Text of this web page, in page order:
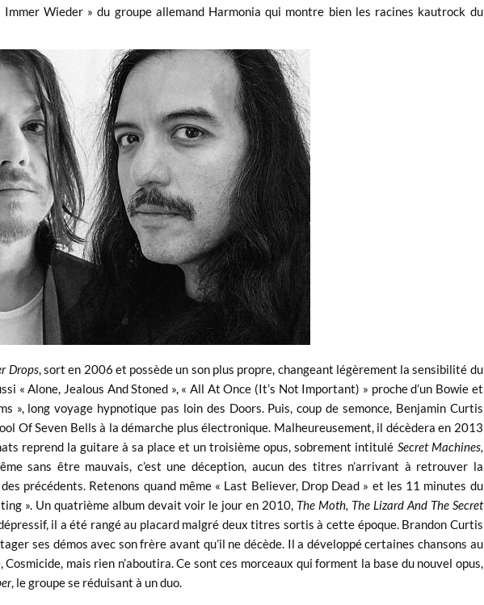
Wieder » du groupe allemand Harmonia qui montre bien les racines kautrock du
Drops, sort en 2006 et possède un son plus propre, changeant légèrement la sensibilité du
« Alone, Jealous And Stoned », « All At Once (It’s Not Important) » proche d’un Bowie et
», long voyage hypnotique pas loin des Doors. Puis, coup de semonce, Benjamin Curtis
Of Seven Bells à la démarche plus électronique. Malheureusement, il décèdera en 2013
reprend la guitare à sa place et un troisième opus, sobrement intitulé Secret Machines,
sans être mauvais, c’est une déception, aucun des titres n’arrivant à retrouver la
précédents. Retenons quand même « Last Believer, Drop Dead » et les 11 minutes du
». Un quatrième album devait voir le jour en 2010, The Moth, The Lizard And The Secret
il a été rangé au placard malgré deux titres sortis à cette époque. Brandon Curtis
ses démos avec son frère avant qu’il ne décède. Il a développé certaines chansons au
Cosmicide, mais rien n’aboutira. Ce sont ces morceaux qui forment la base du nouvel opus,
, le groupe se réduisant à un duo.